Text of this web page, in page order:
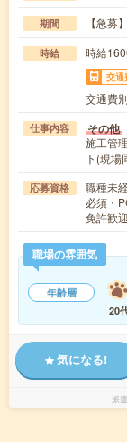
期間 【急募
時給 時給
交通
交通費
仕事内容 その他
施工管
ト(現
応募資格
職種未
必須・
免許歓
職場の雰囲気
年齢層
20
気になる!
派